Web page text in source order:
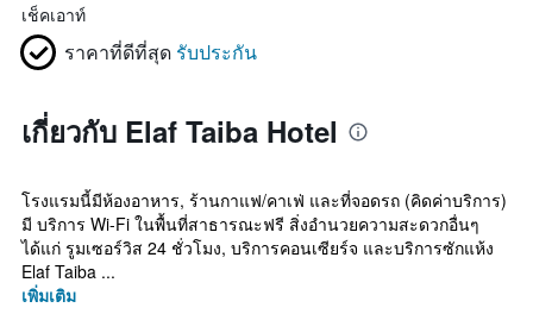
เช็คเอาท์
ราคาที่ดีที่สุด รับประกัน
เกี่ยวกับ Elaf Taiba Hotel
โรงแรมนี้มีห้องอาหาร, ร้านกาแฟ/คาเฟ่ และที่จอดรถ (คิดค่าบริการ)
มี บริการ Wi-Fi ในพื้นที่สาธารณะฟรี สิ่งอำนวยความสะดวกอื่นๆ
ได้แก่ รูมเซอร์วิส 24 ชั่วโมง, บริการคอนเซียร์จ และบริการซักแห้ง
Elaf Taiba ...
เพิ่มเติม